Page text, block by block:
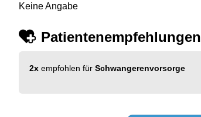
Keine Angabe
Patientenempfehlungen
2x empfohlen für Schwangerenvorsorge